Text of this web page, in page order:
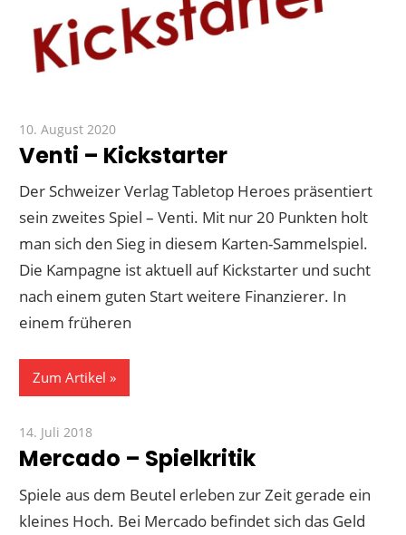
10. August 2020
Venti – Kickstarter
Der Schweizer Verlag Tabletop Heroes präsentiert
sein zweites Spiel – Venti. Mit nur 20 Punkten holt
man sich den Sieg in diesem Karten-Sammelspiel.
Die Kampagne ist aktuell auf Kickstarter und sucht
nach einem guten Start weitere Finanzierer. In
einem früheren
Zum Artikel
14. Juli 2018
Mercado – Spielkritik
Spiele aus dem Beutel erleben zur Zeit gerade ein
kleines Hoch. Bei Mercado befindet sich das Geld